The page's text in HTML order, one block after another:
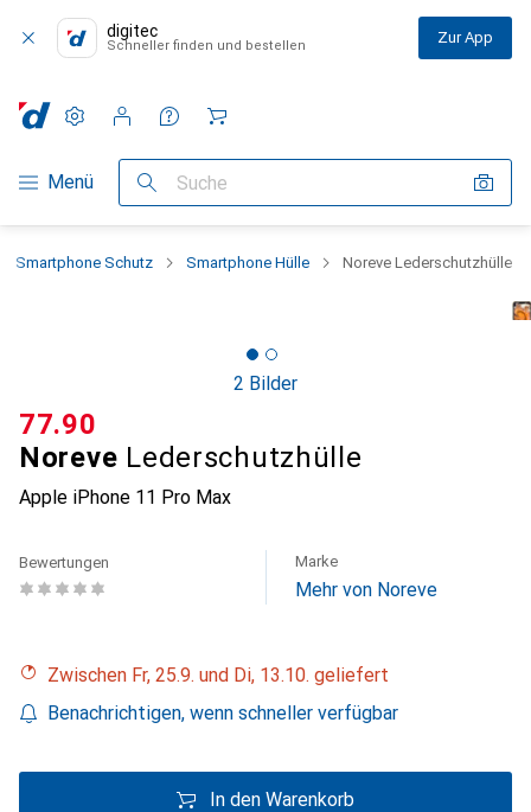
digitec
Schneller finden und bestellen Zur App
Navigation nach Kategorien
Menü Suche
Einstellungen
Kundenkonto
Vergleichslisten
Merklisten
Warenkorb
Smartphone Schutz Smartphone Hülle Noreve Lederschutzhülle
2 Bilder
Noreve Lederschutzhülle
Apple iPhone 11 Pro Max
CHF
77.90
Bewertungen Marke
Mehr von Noreve
Zwischen Fr, 25.9. und Di, 13.10. geliefert
Benachrichtigen, wenn schneller verfügbar
In den Warenkorb